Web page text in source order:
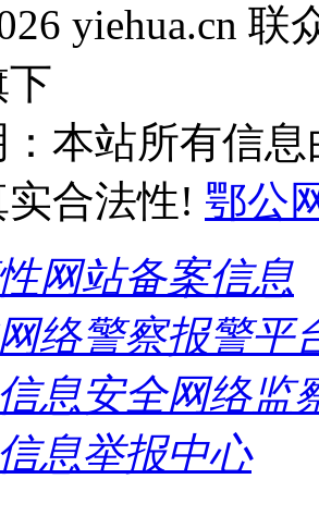
yiehua.cn
本站所有信
合法性! 鄂公
网站备案信息
络警察报警平
息安全网络监
息举报中心